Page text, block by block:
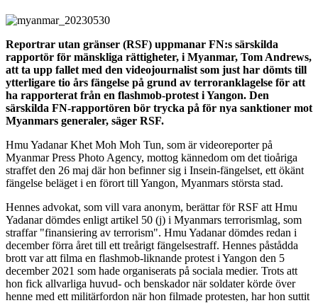
Reportrar utan gränser (RSF) uppmanar FN:s särskilda
rapportör för mänskliga rättigheter, i Myanmar, Tom Andrews,
att ta upp fallet med den videojournalist som just har dömts till
ytterligare tio års fängelse på grund av terroranklagelse för att
ha rapporterat från en flashmob-protest i Yangon. Den
särskilda FN-rapportören bör trycka på för nya sanktioner mot
Myanmars generaler, säger RSF.
Hmu Yadanar Khet Moh Moh Tun, som är videoreporter på
Myanmar Press Photo Agency, mottog kännedom om det tioåriga
straffet den 26 maj där hon befinner sig i Insein-fängelset, ett ökänt
fängelse beläget i en förort till Yangon, Myanmars största stad.
Hennes advokat, som vill vara anonym, berättar för RSF att Hmu
Yadanar dömdes enligt artikel 50 (j) i Myanmars terrorismlag, som
straffar "finansiering av terrorism". Hmu Yadanar dömdes redan i
december förra året till ett treårigt fängelsestraff. Hennes påstådda
brott var att filma en flashmob-liknande protest i Yangon den 5
december 2021 som hade organiserats på sociala medier. Trots att
hon fick allvarliga huvud- och benskador när soldater körde över
henne med ett militärfordon när hon filmade protesten, har hon suttit